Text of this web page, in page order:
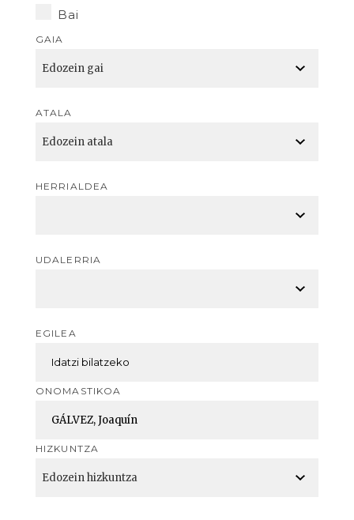
Bai
GAIA
ATALA
HERRIALDEA
UDALERRIA
EGILEA
ONOMASTIKOA
HIZKUNTZA